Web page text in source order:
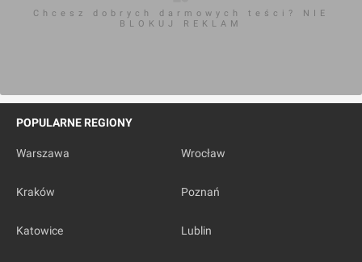
Chcesz dobrych darmowych teści? NIE
BLOKUJ REKLAM
POPULARNE REGIONY
Warszawa Wrocław
Kraków Poznań
Katowice Lublin